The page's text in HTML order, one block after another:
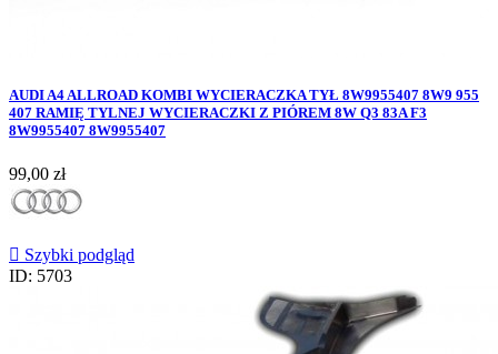
AUDI A4 ALLROAD KOMBI WYCIERACZKA TYŁ 8W9955407 8W9 955
407 RAMIĘ TYLNEJ WYCIERACZKI Z PIÓREM 8W Q3 83A F3
8W9955407 8W9955407
Cena
99,00 zł
 Szybki podgląd
ID: 5703